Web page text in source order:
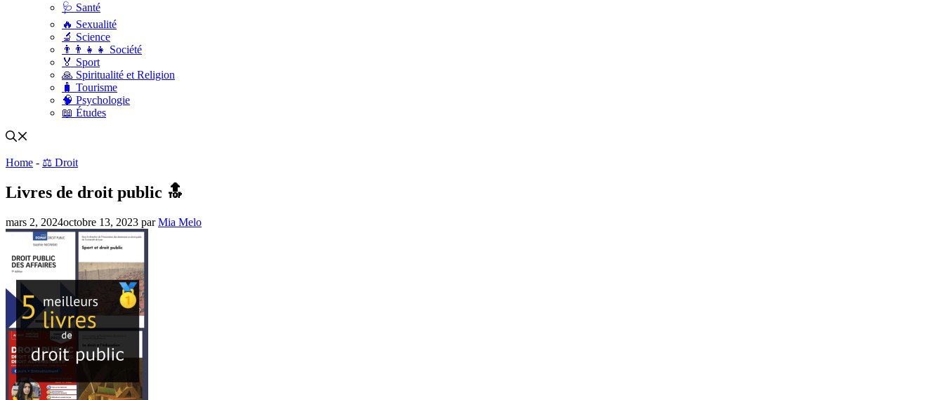
🩺 Santé
🔥 Sexualité
🔬 Science
👨‍👨‍👧‍👧 Société
🏅 Sport
🙏 Spiritualité et Religion
🧳 Tourisme
🧠 Psychologie
📖 Études
Home - ⚖️ Droit
Livres de droit public 🔝
mars 2, 2024octobre 13, 2023 parMia Melo